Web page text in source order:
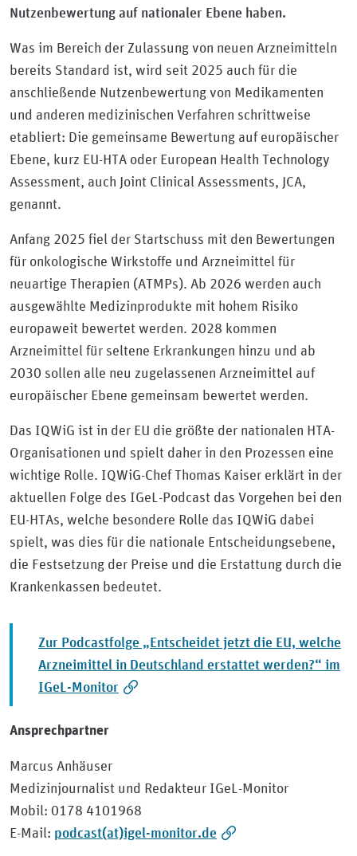
Nutzenbewertung auf nationaler Ebene haben.
Was im Bereich der Zulassung von neuen Arzneimitteln
bereits Standard ist, wird seit 2025 auch für die
anschließende Nutzenbewertung von Medikamenten
und anderen medizinischen Verfahren schrittweise
etabliert: Die gemeinsame Bewertung auf europäischer
Ebene, kurz EU-HTA oder European Health Technology
Assessment, auch Joint Clinical Assessments, JCA,
genannt.
Anfang 2025 fiel der Startschuss mit den Bewertungen
für onkologische Wirkstoffe und Arzneimittel für
neuartige Therapien (ATMPs). Ab 2026 werden auch
ausgewählte Medizinprodukte mit hohem Risiko
europaweit bewertet werden. 2028 kommen
Arzneimittel für seltene Erkrankungen hinzu und ab
2030 sollen alle neu zugelassenen Arzneimittel auf
europäischer Ebene gemeinsam bewertet werden.
Das IQWiG ist in der EU die größte der nationalen HTA-
Organisationen und spielt daher in den Prozessen eine
wichtige Rolle. IQWiG-Chef Thomas Kaiser erklärt in der
aktuellen Folge des IGeL-Podcast das Vorgehen bei den
EU-HTAs, welche besondere Rolle das IQWiG dabei
spielt, was dies für die nationale Entscheidungsebene,
die Festsetzung der Preise und die Erstattung durch die
Krankenkassen bedeutet.
Zur Podcastfolge „Entscheidet jetzt die EU, welche
Arzneimittel in Deutschland erstattet werden?“ im
IGeL-Monitor
Ansprechpartner
Marcus Anhäuser
Medizinjournalist und Redakteur IGeL-Monitor
Mobil: 0178 4101968
E-Mail: podcast(at)igel-monitor.de